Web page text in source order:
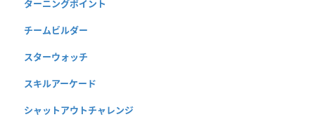
ターニングポイント
チームビルダー
スターウォッチ
スキルアーケード
シャットアウトチャレンジ